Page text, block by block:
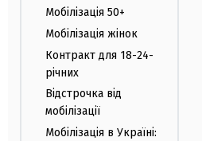
Мобілізація 50+
Мобілізація жінок
Контракт для 18-24-
річних
Відстрочка від
мобілізації
Мобілізація в Україні: